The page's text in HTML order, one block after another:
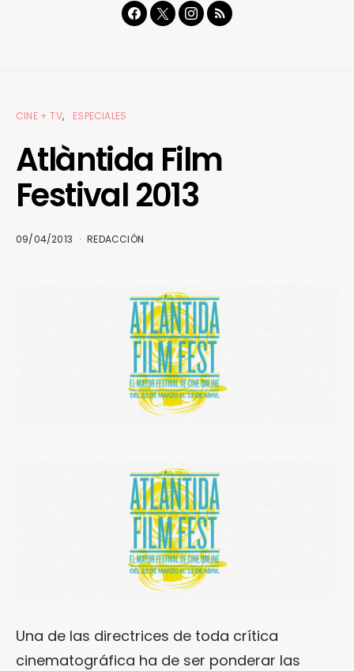
CINE + TV ESPECIALES
Atlàntida Film
Festival 2013
09/04/2013 REDACCIÓN
Una de las directrices de toda crítica
cinematográfica ha de ser ponderar las